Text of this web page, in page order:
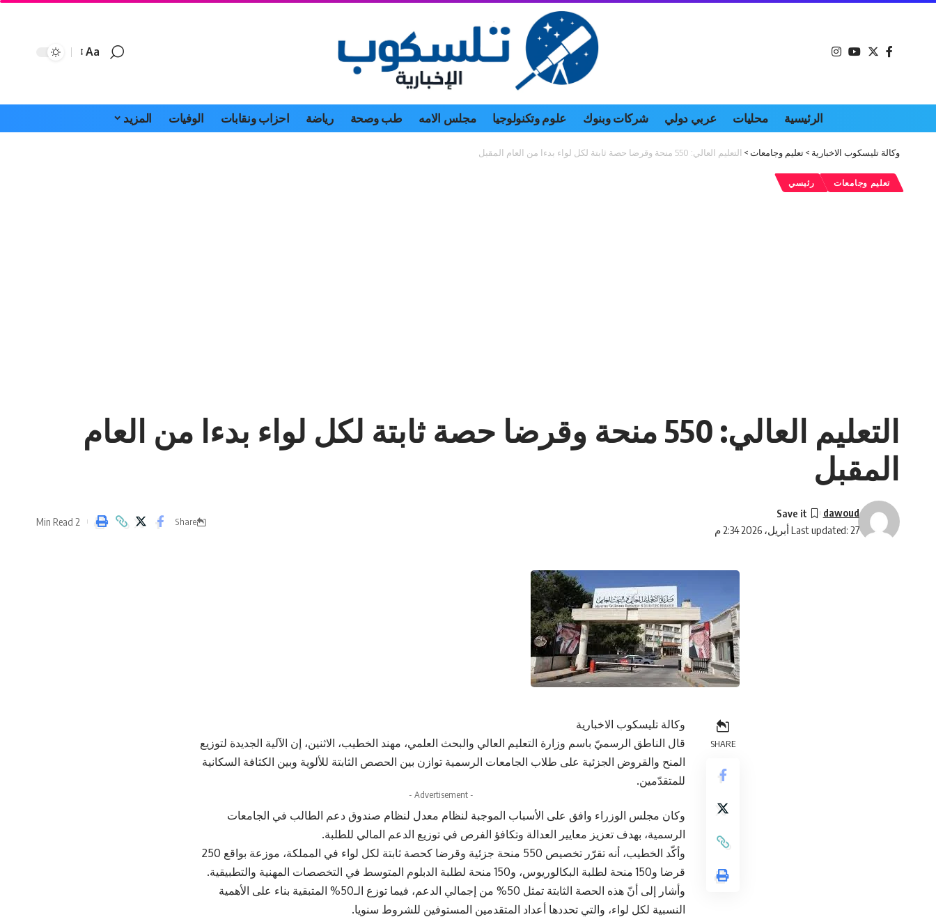
Font
Aa
الرئيسية محليات عربي دولي شركات وبنوك علوم وتكنولوجيا مجلس الامه طب وصحة رياضة احزاب ونقابات الوفيات المزيد
وكالة تليسكوب الاخبارية >تعليم وجامعات> التعليم العالي: 550 منحة وقرضا حصة ثابتة لكل لواء بدءا من العام المقبل
تعليم وجامعات رئيسي
التعليم العالي: 550 منحة وقرضا حصة ثابتة لكل لواء بدءا من العام
المقبل
Last updated: 27 أبريل، 2026 2:34 م
dawoud
Share
2 Min Read
SHARE
وكالة تليسكوب الاخبارية
قال الناطق الرسميّ باسم وزارة التعليم العالي والبحث العلمي، مهند الخطيب، الاثنين، إن الآلية الجديدة لتوزيع
المنح والقروض الجزئية على طلاب الجامعات الرسمية توازن بين الحصص الثابتة للألوية وبين الكثافة السكانية
للمتقدّمين.
- Advertisement -
وكان مجلس الوزراء وافق على الأسباب الموجبة لنظام معدل لنظام صندوق دعم الطالب في الجامعات
الرسمية، بهدف تعزيز معايير العدالة وتكافؤ الفرص في توزيع الدعم المالي للطلبة.
وأكّد الخطيب، أنه تقرّر تخصيص 550 منحة جزئية وقرضا كحصة ثابتة لكل لواء في المملكة، موزعة بواقع 250
قرضا و150 منحة لطلبة البكالوريوس، و150 منحة لطلبة الدبلوم المتوسط في التخصصات المهنية والتطبيقية.
وأشار إلى أنّ هذه الحصة الثابتة تمثل 50% من إجمالي الدعم، فيما توزع الـ50% المتبقية بناء على الأهمية
النسبية لكل لواء، والتي تحددها أعداد المتقدمين المستوفين للشروط سنويا.